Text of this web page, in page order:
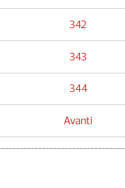
342
343
344
Avanti